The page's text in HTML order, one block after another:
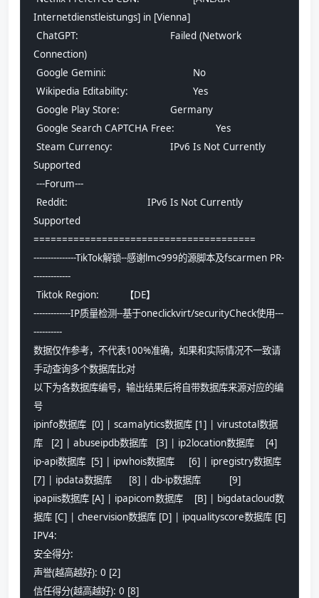
Internetdienstleistungs] in [Vienna]
Connection)
Google Gemini:				No
Wikipedia Editability:			Yes
Google Play Store:			Germany
Google Search CAPTCHA Free:		Yes
Supported
---Forum---
Supported
=======================================
---------------TikTok解锁--感谢lmc999的源脚本及fscarmen PR-
-------------
Tiktok Region:		【DE】
-------------IP质量检测--基于oneclickvirt/securityCheck使用---
----------
数据仅作参考，不代表100%准确，如果和实际情况不一致请
手动查询多个数据库比对
以下为各数据库编号，输出结果后将自带数据库来源对应的编
号
ipinfo数据库  [0] | scamalytics数据库 [1] | virustotal数据
库   [2] | abuseipdb数据库   [3] | ip2location数据库    [4]
ip-api数据库  [5] | ipwhois数据库     [6] | ipregistry数据库
[7] | ipdata数据库      [8] | db-ip数据库          [9]
ipapiis数据库 [A] | ipapicom数据库    [B] | bigdatacloud数
据库 [C] | cheervision数据库 [D] | ipqualityscore数据库 [E]
IPV4:
安全得分:
声誉(越高越好): 0 [2]
信任得分(越高越好): 0 [8]